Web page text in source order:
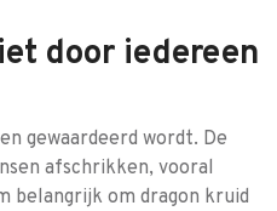
door iedereen
gewaardeerd wordt. De
afschrikken, vooral
belangrijk om dragon kruid